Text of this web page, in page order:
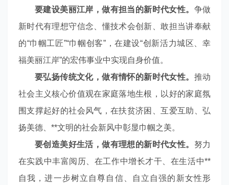
要建设美丽江岸，做有担当的新时代女性。 争做
新时代有理想守信念、懂技术会创新、敢担当讲奉献
的“巾帼工匠”“巾帼创客”，在建设“创新活力城区、幸
福美丽江岸”的宏伟事业中实现自身价值。
要弘扬传统文化，做有情怀的新时代女性。 推动
社会主义核心价值观在家庭落地生根，以好的家庭氛
围支撑起好的社会风气，在扶贫济困、互爱互助、弘
扬美德、**文明的社会新风中彰显巾帼之美。
要创造美好生活，做有理想的新时代女性。 努力
在实践中丰富阅历、在工作中增长才干、在生活中**
自我，进一步树立自尊自信、自立自强的新女性形